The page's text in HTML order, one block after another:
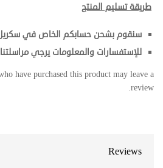
طريقة تسليم المنتج
سنقوم بشحن حسابكم الخاص في سكريل
للإستفسارات والمعلومات يرجي
have purchased this product may leave a
review.
Reviews